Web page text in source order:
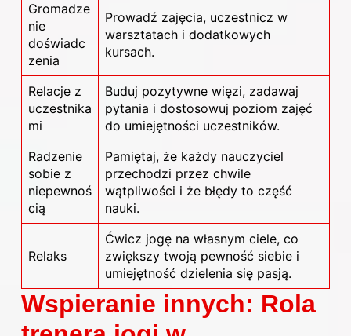
Gromadze
nie
doświadc
zenia
Prowadź zajęcia, uczestnicz w
warsztatach i dodatkowych
kursach.
Relacje z
uczestnika
mi
Buduj pozytywne więzi, zadawaj
pytania i dostosowuj poziom zajęć
do umiejętności uczestników.
Radzenie
sobie z
niepewnoś
cią
Pamiętaj, że każdy nauczyciel
przechodzi przez chwile
wątpliwości i że błędy to część
nauki.
Relaks
Ćwicz jogę na własnym ciele, co
zwiększy twoją pewność siebie i
umiejętność dzielenia się pasją.
Wspieranie innych: Rola